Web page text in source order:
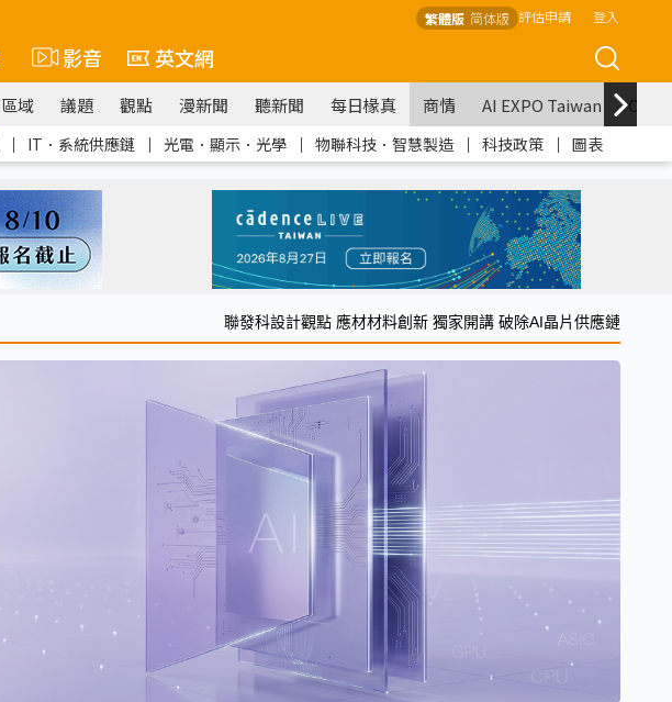
繁體版 简体版 評估申請 登入
影音 英文網
區域 議題 觀點 漫新聞 聽新聞 每日椽真 商情 AI EXPO Taiwan
｜ IT．系統供應鏈 ｜ 光電．顯示．光學 ｜ 物聯科技．智慧製造 ｜ 科技政策 ｜ 圖表
聯發科設計觀點 應材材料創新 獨家開講 破除AI晶片供應鏈